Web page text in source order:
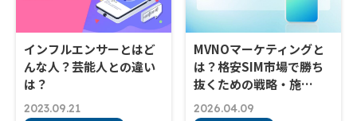
インフルエンサーとはど
んな人？芸能人との違い
は？
2023.09.21
MVNOマーケティングと
は？格安SIM市場で勝ち
抜くための戦略・施…
2026.04.09